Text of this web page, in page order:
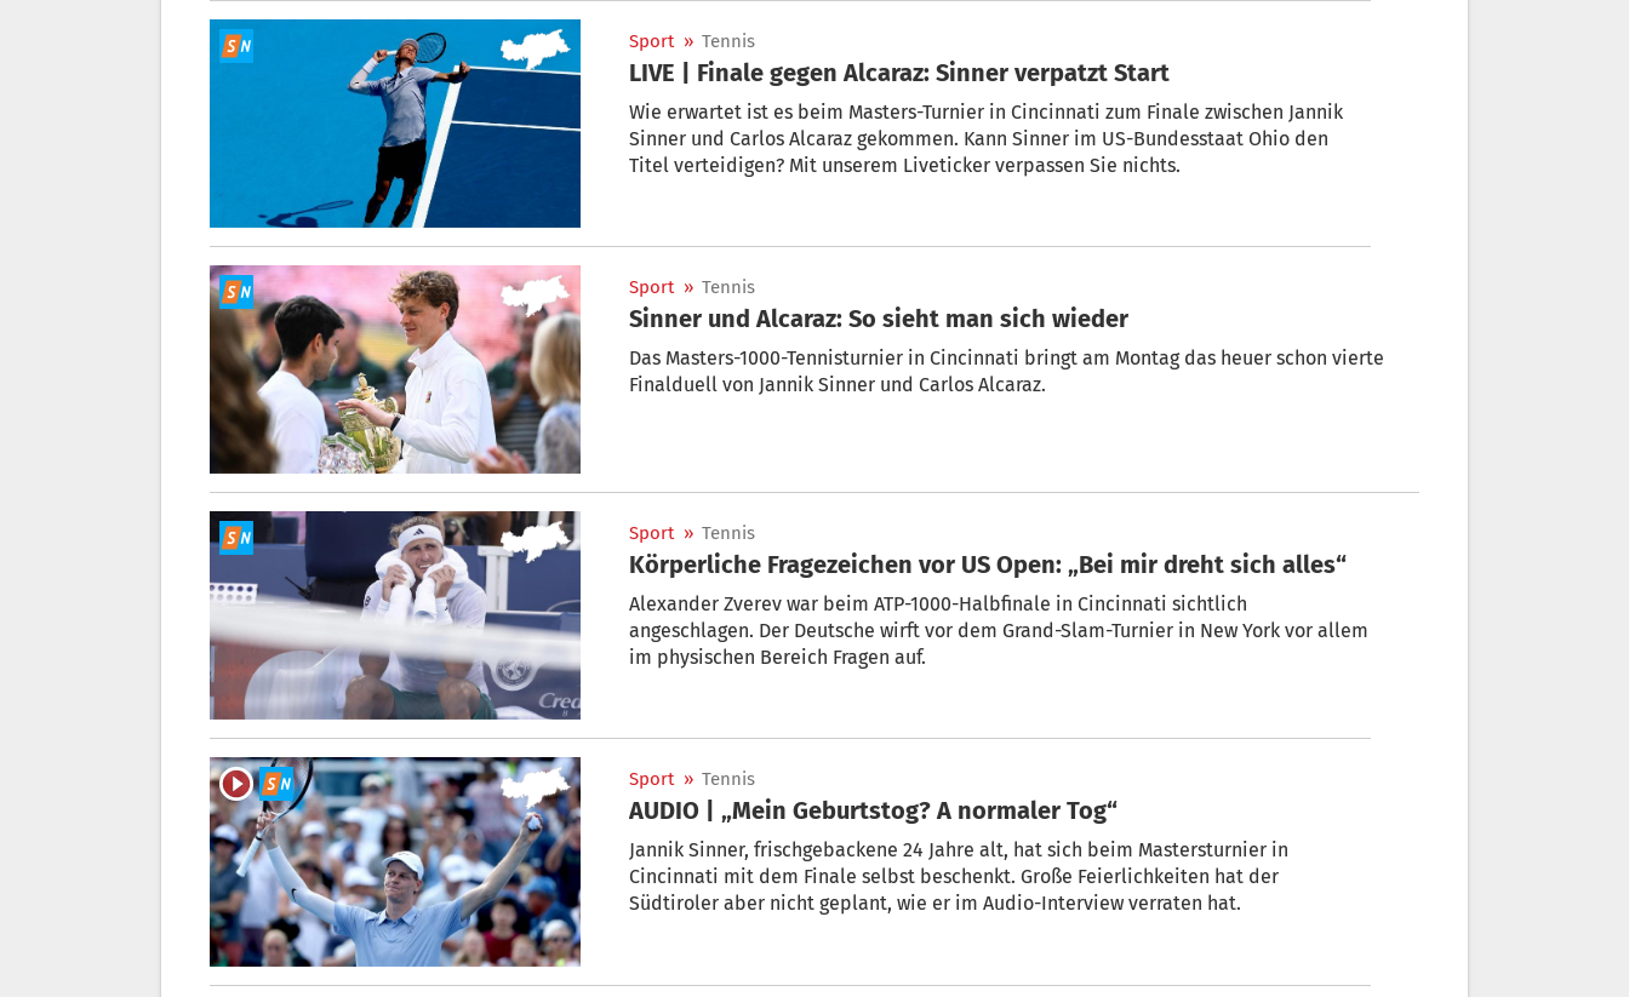
Sport » Tennis
LIVE | Finale gegen Alcaraz: Sinner verpatzt Start
Wie erwartet ist es beim Masters-Turnier in Cincinnati zum Finale zwischen Jannik
Sinner und Carlos Alcaraz gekommen. Kann Sinner im US-Bundesstaat Ohio den
Titel verteidigen? Mit unserem Liveticker verpassen Sie nichts.
Sport » Tennis
Sinner und Alcaraz: So sieht man sich wieder
Das Masters-1000-Tennisturnier in Cincinnati bringt am Montag das heuer schon vierte
Finalduell von Jannik Sinner und Carlos Alcaraz.
Sport » Tennis
Körperliche Fragezeichen vor US Open: „Bei mir dreht sich alles“
Alexander Zverev war beim ATP-1000-Halbfinale in Cincinnati sichtlich
angeschlagen. Der Deutsche wirft vor dem Grand-Slam-Turnier in New York vor allem
im physischen Bereich Fragen auf.
Sport » Tennis
AUDIO | „Mein Geburtstog? A normaler Tog“
Jannik Sinner, frischgebackene 24 Jahre alt, hat sich beim Mastersturnier in
Cincinnati mit dem Finale selbst beschenkt. Große Feierlichkeiten hat der
Südtiroler aber nicht geplant, wie er im Audio-Interview verraten hat.